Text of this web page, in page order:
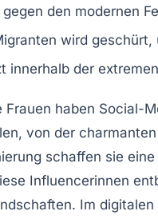
den modernen
wird geschürt,
innerhalb der
Frauen haben Social-
von der
schaffen sie
Influencerinnen
. Im